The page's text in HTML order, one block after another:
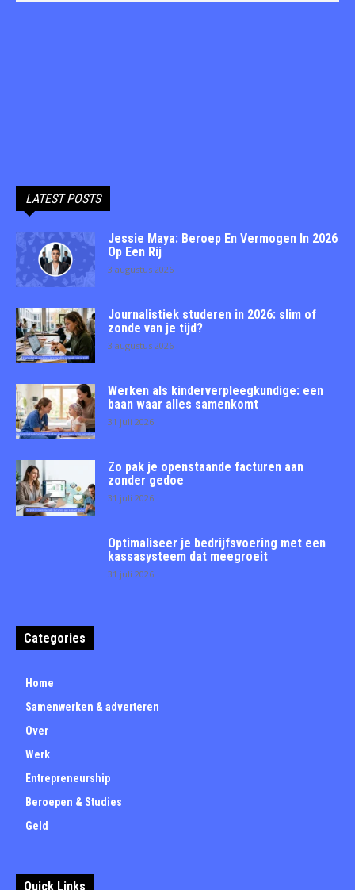
LATEST POSTS
Jessie Maya: Beroep En Vermogen In 2026
Op Een Rij
3 augustus 2026
Journalistiek studeren in 2026: slim of
zonde van je tijd?
3 augustus 2026
Werken als kinderverpleegkundige: een
baan waar alles samenkomt
31 juli 2026
Zo pak je openstaande facturen aan
zonder gedoe
31 juli 2026
Optimaliseer je bedrijfsvoering met een
kassasysteem dat meegroeit
31 juli 2026
Categories
Home
Samenwerken & adverteren
Over
Werk
Entrepreneurship
Beroepen & Studies
Geld
Quick Links